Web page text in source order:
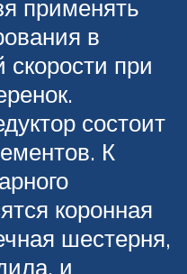
применять
в
при
состоит
К
коронная
шестерня,
и